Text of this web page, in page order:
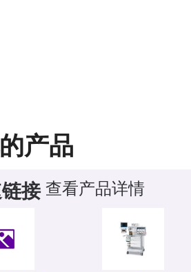
产品
接 查看产品详情